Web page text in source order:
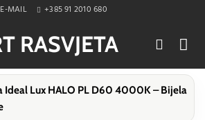
E-MAIL +385 91 2010 680